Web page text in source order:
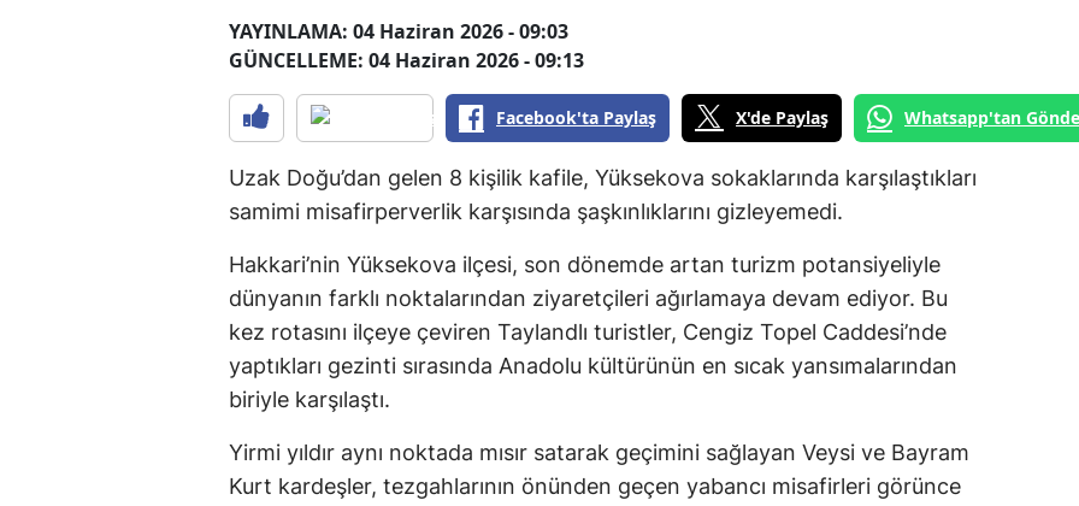
YAYINLAMA: 04 Haziran 2026 - 09:03
GÜNCELLEME: 04 Haziran 2026 - 09:13
Facebook'ta Paylaş X'de Paylaş Whatsapp'tan
Uzak Doğu’dan gelen 8 kişilik kafile, Yüksekova sokaklarında karşılaştıkları
samimi misafirperverlik karşısında şaşkınlıklarını gizleyemedi.
Hakkari’nin Yüksekova ilçesi, son dönemde artan turizm potansiyeliyle
dünyanın farklı noktalarından ziyaretçileri ağırlamaya devam ediyor. Bu
kez rotasını ilçeye çeviren Taylandlı turistler, Cengiz Topel Caddesi’nde
yaptıkları gezinti sırasında Anadolu kültürünün en sıcak yansımalarından
biriyle karşılaştı.
Yirmi yıldır aynı noktada mısır satarak geçimini sağlayan Veysi ve Bayram
Kurt kardeşler, tezgahlarının önünden geçen yabancı misafirleri görünce